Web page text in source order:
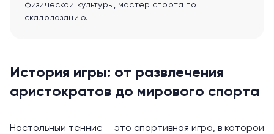
физической культуры, мастер спорта по
скалолазанию.
История игры: от развлечения
аристократов до мирового спорта
Настольный теннис — это спортивная игра, в которой